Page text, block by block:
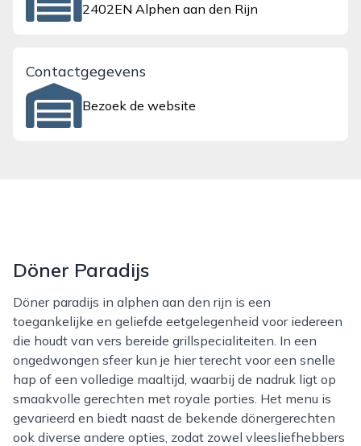
2402EN Alphen aan den Rijn
Contactgegevens
Bezoek de website
Döner Paradijs
Döner paradijs in alphen aan den rijn is een
toegankelijke en geliefde eetgelegenheid voor iedereen
die houdt van vers bereide grillspecialiteiten. In een
ongedwongen sfeer kun je hier terecht voor een snelle
hap of een volledige maaltijd, waarbij de nadruk ligt op
smaakvolle gerechten met royale porties. Het menu is
gevarieerd en biedt naast de bekende dönergerechten
ook diverse andere opties, zodat zowel vleesliefhebbers